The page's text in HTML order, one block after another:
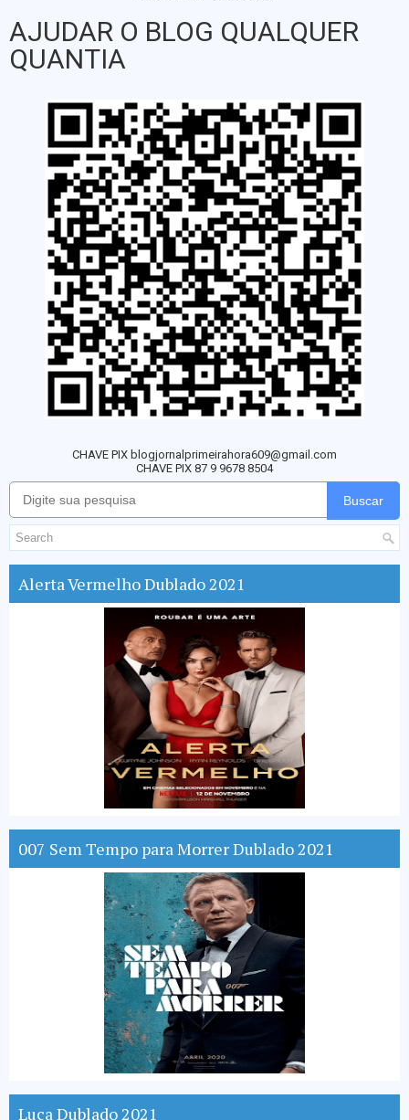
AJUDAR O BLOG QUALQUER
QUANTIA
CHAVE PIX blogjornalprimeirahora609@gmail.com
CHAVE PIX 87 9 9678 8504
Buscar
Alerta Vermelho Dublado 2021
007 Sem Tempo para Morrer Dublado 2021
Luca Dublado 2021